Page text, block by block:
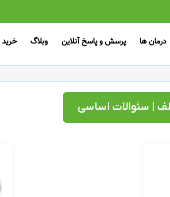
درمان ها پرسش و پاسخ آنلاین وبلاگ
| سئوالات اساسی